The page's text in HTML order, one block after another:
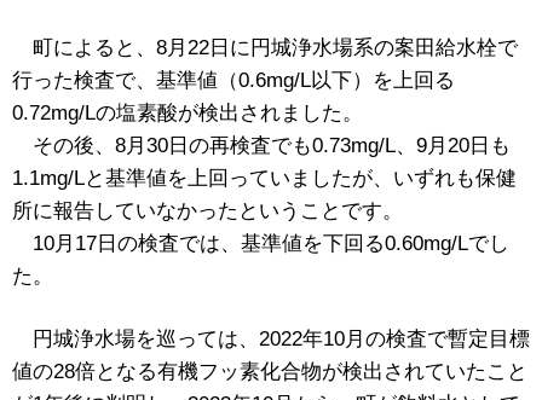
町によると、8月22日に円城浄水場系の案田給水栓で
行った検査で、基準値（0.6mg/L以下）を上回る
0.72mg/Lの塩素酸が検出されました。
その後、8月30日の再検査でも0.73mg/L、9月20日も
1.1mg/Lと基準値を上回っていましたが、いずれも保健
所に報告していなかったということです。
10月17日の検査では、基準値を下回る0.60mg/Lでし
た。
円城浄水場を巡っては、2022年10月の検査で暫定目標
値の28倍となる有機フッ素化合物が検出されていたこと